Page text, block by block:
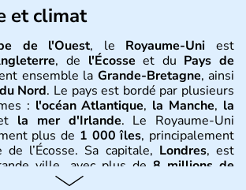
et climat
de l'Ouest, le Royaume-Uni est
, de l'Écosse et du Pays de
ensemble la Grande-Bretagne, ainsi
Nord. Le pays est bordé par plusieurs
: l'océan Atlantique, la Manche, la
la mer d'Irlande. Le Royaume-Uni
plus de 1 000 îles, principalement
l’Écosse. Sa capitale, Londres, est
ville, avec plus de 8 millions de
population totale du Royaume-Uni